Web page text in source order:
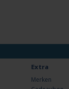
Extra
Merken